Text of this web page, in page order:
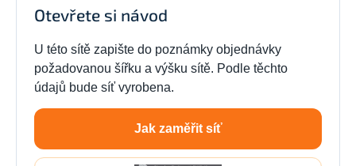
Otevřete si návod
U této sítě zapište do poznámky objednávky
požadovanou šířku a výšku sítě. Podle těchto
údajů bude síť vyrobena.
Jak zaměřit síť